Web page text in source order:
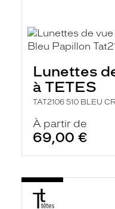
Lunettes
à TETES
TAT2106 510 BLEU
À partir de
69,00 €